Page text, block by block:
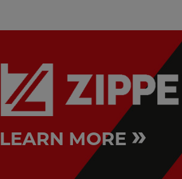
LEARN MORE »